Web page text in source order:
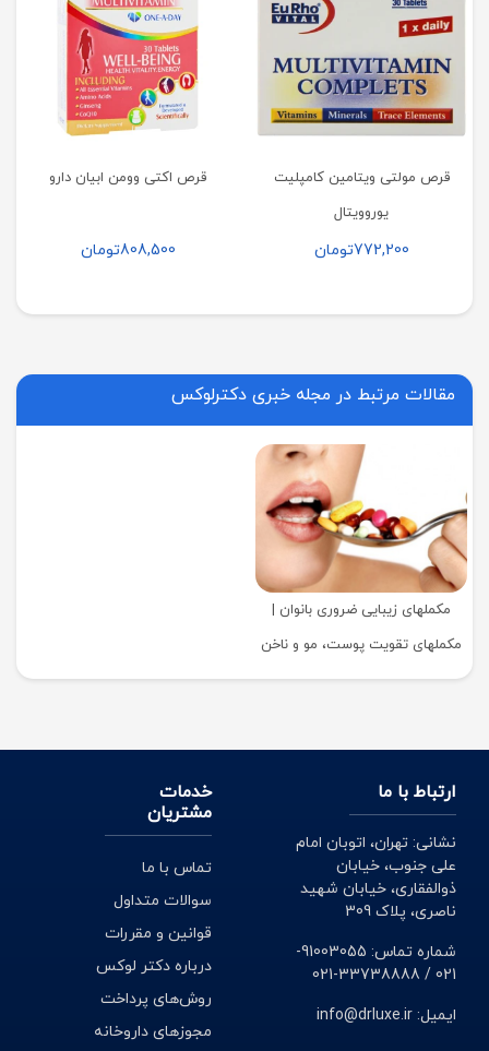
قرص مولتی ویتامین کامپلیت
یوروویتال
772,200تومان
قرص اکتی وومن ابیان دارو
808,500تومان
مقالات مرتبط در مجله خبری دکترلوکس
مکملهای زیبایی ضروری بانوان |
مکملهای تقویت پوست، مو و ناخن
ارتباط با ما
نشانی: تهران، اتوبان امام
علی جنوب، خیابان
ذوالفقاری، خیابان شهید
ناصری، پلاک 309
شماره تماس: 91003055-
021 / 33738888-021
ایمیل: info@drluxe.ir
خدمات
مشتریان
تماس با ما
سوالات متداول
قوانین و مقررات
درباره دکتر لوکس
روش‌های پرداخت
مجوزهای داروخانه